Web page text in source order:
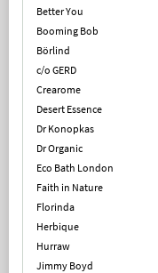
Better You
Booming Bob
Börlind
c/o GERD
Crearome
Desert Essence
Dr Konopkas
Dr Organic
Eco Bath London
Faith in Nature
Florinda
Herbique
Hurraw
Jimmy Boyd